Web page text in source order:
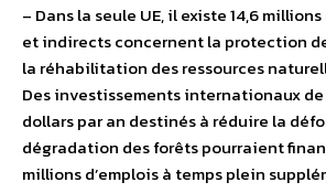
– Dans la seule UE, il existe 14,6
et indirects concernent la protection
la réhabilitation des ressources
Des investissements internationaux
dollars par an destinés à réduire la
dégradation des forêts pourraient
millions d’emplois à temps plein